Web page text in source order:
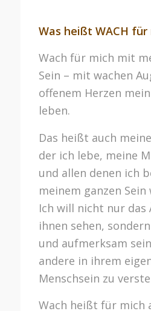
Was heißt WACH für
Wach für mich mit
Sein – mit wachen
offenem Herzen
leben.
Das heißt auch
der ich lebe, meine
und allen denen ich
meinem ganzen
Ich will nicht nur das
ihnen sehen,
und aufmerksam
andere in ihrem
Menschsein zu
Wach heißt für mich